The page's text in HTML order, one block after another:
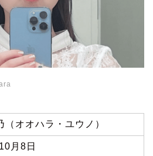
（オオハラ・ユウノ）
月8日